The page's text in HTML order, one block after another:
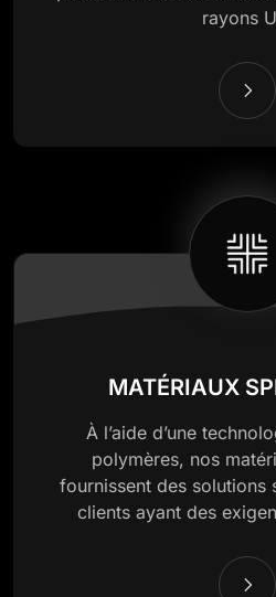
rayons
MATÉRIAUX
À l’aide d’une
polymères, nos
fournissent des solutions
clients ayant des